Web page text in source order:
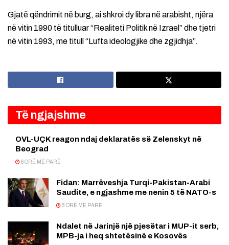
Gjatë qëndrimit në burg, ai shkroi dy libra në arabisht, njëra
në vitin 1990 të titulluar “Realiteti Politik në Izrael” dhe tjetri
në vitin 1993, me titull “Lufta ideologjike dhe zgjidhja”.
Të ngjajshme
OVL-UÇK reagon ndaj deklaratës së Zelenskyt në
Beograd
6 ORË MË PARË
Fidan: Marrëveshja Turqi-Pakistan-Arabi
Saudite, e ngjashme me nenin 5 të NATO-s
8 ORË MË PARË
Ndalet në Jarinjë një pjesëtar i MUP-it serb,
MPB-ja i heq shtetësinë e Kosovës